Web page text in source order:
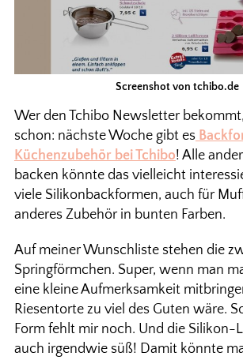
Screenshot von tchibo.de
Wer den Tchibo Newsletter
schon: nächste Woche gibt es
Küchenzubehör bei Tchibo! Alle
backen könnte das vielleicht
viele Silikonbackformen, auch für
anderes Zubehör in bunten Farben.
Auf meiner Wunschliste stehen die
Springförmchen. Super, wenn man
eine kleine Aufmerksamkeit
Riesentorte zu viel des Guten wäre.
Form fehlt mir noch. Und die Silikon-
auch irgendwie süß! Damit könnte